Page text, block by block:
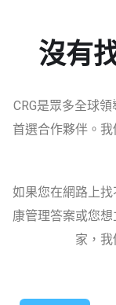
沒有
CRG是眾多全球
首選合作夥伴。
如果您在網路上
康管理答案或您
家，我